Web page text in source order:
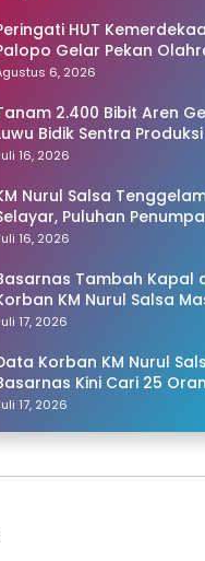
HUT
Gelar Pekan
Binaan
6, 2026
2.400 Bibit Aren
Bidik Sentra
16, 2026
Nurul Salsa
Puluhan
16, 2026
Tambah Kapal
KM Nurul Salsa
17, 2026
Korban KM Nurul
Kini Cari 25
17, 2026